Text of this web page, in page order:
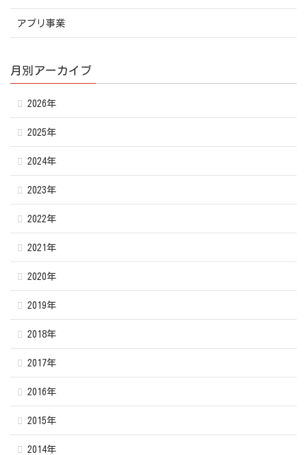
アプリ事業
月別アーカイブ
2026年
2025年
2024年
2023年
2022年
2021年
2020年
2019年
2018年
2017年
2016年
2015年
2014年